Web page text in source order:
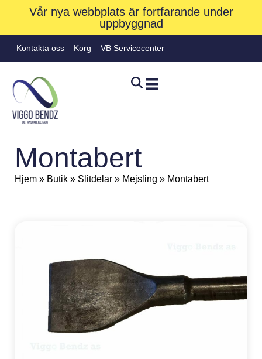
Vår nya webbplats är fortfarande under
uppbyggnad
Kontakta oss Korg VB Servicecenter
Montabert
Hjem » Butik » Slitdelar » Mejsling » Montabert